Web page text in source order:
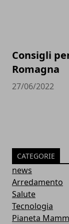
Consigli
Romagna
27/06/2022
CATEGORIE
news
Arredamento
Salute
Tecnologia
Pianeta